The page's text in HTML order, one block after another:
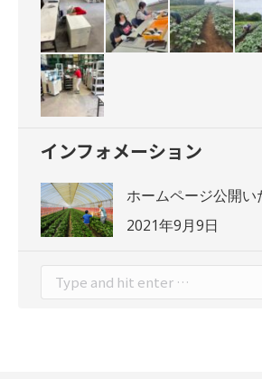
インフォメーション
ホームページ公開い
2021年9月9日
Search: